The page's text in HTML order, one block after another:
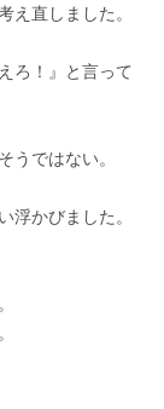
え直しました。
ろ！』と言って
うではない。
浮かびました。